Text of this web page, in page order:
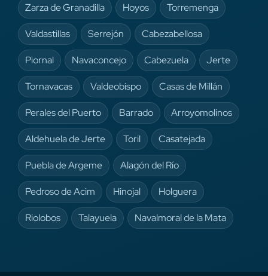
Zarza de Granadilla Hoyos Torremenga
Valdastillas Serrejón Cabezabellosa
Piornal Navaconcejo Cabezuela Jerte
Tornavacas Valdeobispo Casas de Millán
Perales del Puerto Barrado Arroyomolinos
Aldehuela de Jerte Toril Casatejada
Puebla de Argeme Alagón del Río
Pedroso de Acim Hinojal Holguera
Riolobos Talayuela Navalmoral de la Mata